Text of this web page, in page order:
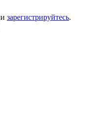
зарегистрируйтесь.